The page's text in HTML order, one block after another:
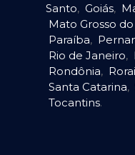
Santo, Goiás,
Mato Grosso do
Paraíba,
Rio de Janeiro,
Rondônia,
Santa Catarina,
Tocantins.